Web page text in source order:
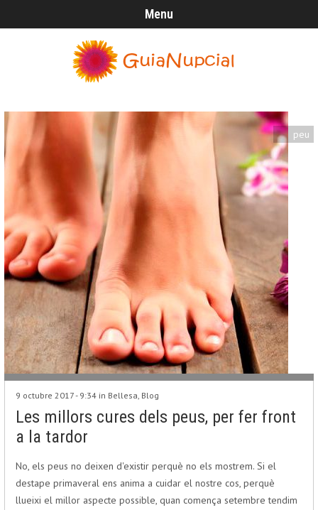
Menu
peu
9 octubre 2017 - 9:34 in Bellesa, Blog
Les millors cures dels peus, per fer front
a la tardor
No, els peus no deixen d'existir perquè no els mostrem. Si el
destape primaveral ens anima a cuidar el nostre cos, perquè
llueixi el millor aspecte possible, quan comença setembre tendim